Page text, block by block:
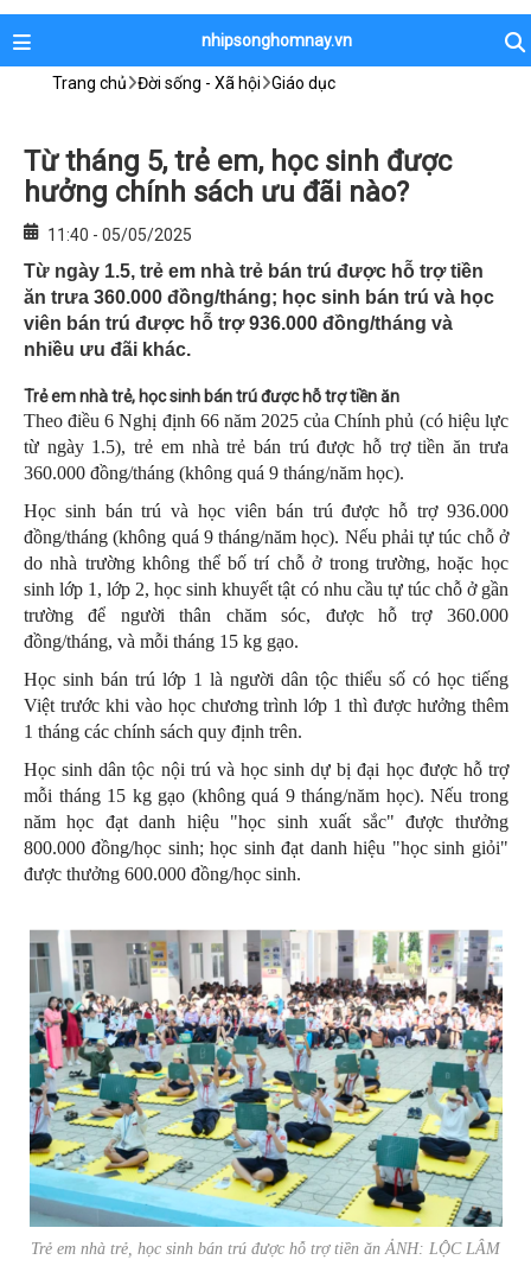
nhipsonghomnay.vn
Trang chủ Đời sống - Xã hội Giáo dục
Từ tháng 5, trẻ em, học sinh được
hưởng chính sách ưu đãi nào?
11:40 - 05/05/2025
Từ ngày 1.5, trẻ em nhà trẻ bán trú được hỗ trợ tiền
ăn trưa 360.000 đồng/tháng; học sinh bán trú và học
viên bán trú được hỗ trợ 936.000 đồng/tháng và
nhiều ưu đãi khác.
Trẻ em nhà trẻ, học sinh bán trú được hỗ trợ tiền ăn
Theo điều 6 Nghị định 66 năm 2025 của Chính phủ (có hiệu lực
từ ngày 1.5), trẻ em nhà trẻ bán trú được hỗ trợ tiền ăn trưa
360.000 đồng/tháng (không quá 9 tháng/năm học).
Học sinh bán trú và học viên bán trú được hỗ trợ 936.000
đồng/tháng (không quá 9 tháng/năm học). Nếu phải tự túc chỗ ở
do nhà trường không thể bố trí chỗ ở trong trường, hoặc học
sinh lớp 1, lớp 2, học sinh khuyết tật có nhu cầu tự túc chỗ ở gần
trường để người thân chăm sóc, được hỗ trợ 360.000
đồng/tháng, và mỗi tháng 15 kg gạo.
Học sinh bán trú lớp 1 là người dân tộc thiểu số có học tiếng
Việt trước khi vào học chương trình lớp 1 thì được hưởng thêm
1 tháng các chính sách quy định trên.
Học sinh dân tộc nội trú và học sinh dự bị đại học được hỗ trợ
mỗi tháng 15 kg gạo (không quá 9 tháng/năm học). Nếu trong
năm học đạt danh hiệu "học sinh xuất sắc" được thưởng
800.000 đồng/học sinh; học sinh đạt danh hiệu "học sinh giỏi"
được thưởng 600.000 đồng/học sinh.
Trẻ em nhà trẻ, học sinh bán trú được hỗ trợ tiền ăn ẢNH: LỘC LÂM